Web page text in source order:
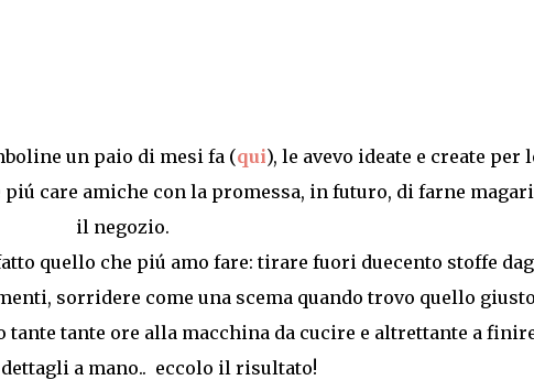
un paio di mesi fa (qui), le avevo ideate e create per
care amiche con la promessa, in futuro, di farne
il negozio.
quello che piú amo fare: tirare fuori duecento stoffe
sorridere come una scema quando trovo quello
tante ore alla macchina da cucire e altrettante a
a mano.. eccolo il risultato!